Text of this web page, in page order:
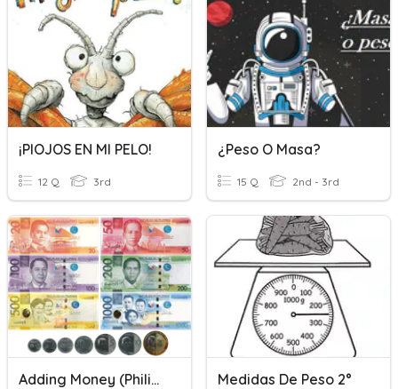
¡PIOJOS EN MI PELO!
12 Q 3rd
¿Peso O Masa?
15 Q 2nd - 3rd
Adding Money (Philippine Peso) Medidas De Peso 2°